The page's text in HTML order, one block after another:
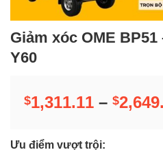
Giảm xóc OME
Y60
$1,311.11 – $
Ưu điểm vượt trội: